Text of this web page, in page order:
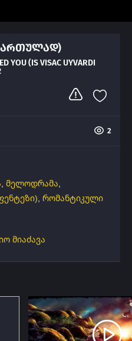
YOU (IS VISAC UYVARDI
2
, მელოდრამა,
, რომანტიკული
მიაძავა